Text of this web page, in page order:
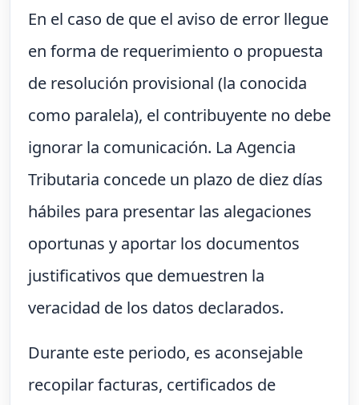
En el caso de que el aviso de error llegue
en forma de requerimiento o propuesta
de resolución provisional (la conocida
como paralela), el contribuyente no debe
ignorar la comunicación. La Agencia
Tributaria concede un plazo de diez días
hábiles para presentar las alegaciones
oportunas y aportar los documentos
justificativos que demuestren la
veracidad de los datos declarados.
Durante este periodo, es aconsejable
recopilar facturas, certificados de